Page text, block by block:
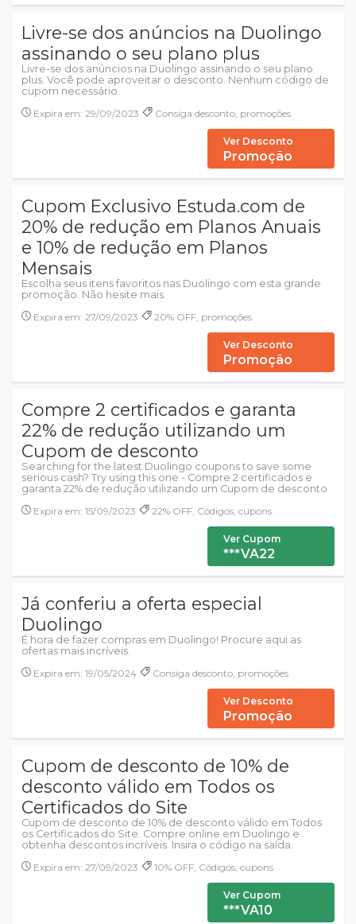
Livre-se dos anúncios na Duolingo
assinando o seu plano plus
Livre-se dos anúncios na Duolingo assinando o seu plano
plus. Você pode aproveitar o desconto. Nenhum código de
cupom necessário.
Expira em: 29/09/2023
Consiga desconto, promoções
Ver Desconto
Promoção
Cupom Exclusivo Estuda.com de
20% de redução em Planos Anuais
e 10% de redução em Planos
Mensais
Escolha seus itens favoritos nas Duolingo com esta grande
promoção. Não hesite mais.
Expira em: 27/09/2023
20% OFF, promoções
Ver Desconto
Promoção
Compre 2 certificados e garanta
22% de redução utilizando um
Cupom de desconto
Searching for the latest Duolingo coupons to save some
serious cash? Try using this one - Compre 2 certificados e
garanta 22% de redução utilizando um Cupom de desconto
Expira em: 15/09/2023
22% OFF, Códigos, cupons
Ver Cupom
***VA22
Já conferiu a oferta especial
Duolingo
É hora de fazer compras em Duolingo! Procure aqui as
ofertas mais incríveis.
Expira em: 19/05/2024
Consiga desconto, promoções
Ver Desconto
Promoção
Cupom de desconto de 10% de
desconto válido em Todos os
Certificados do Site
Cupom de desconto de 10% de desconto válido em Todos
os Certificados do Site. Compre online em Duolingo e
obtenha descontos incríveis. Insira o código na saída.
Expira em: 27/09/2023
10% OFF, Códigos, cupons
Ver Cupom
***VA10